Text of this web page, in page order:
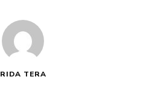
RIDA TERA